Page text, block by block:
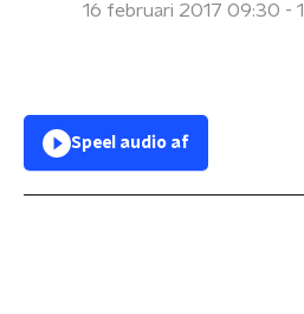
16 februari 2017 09:30 -
Speel audio af